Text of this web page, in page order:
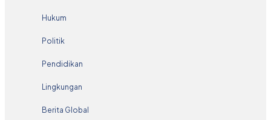
Hukum
Politik
Pendidikan
Lingkungan
Berita Global